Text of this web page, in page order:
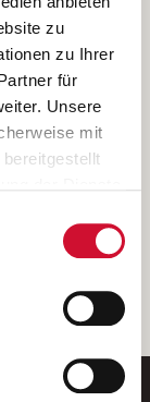
zu
zu Ihrer
für
Unsere
mit
so stimmen
Sie können
widerrufen,
und diese
dem
entnehmen.